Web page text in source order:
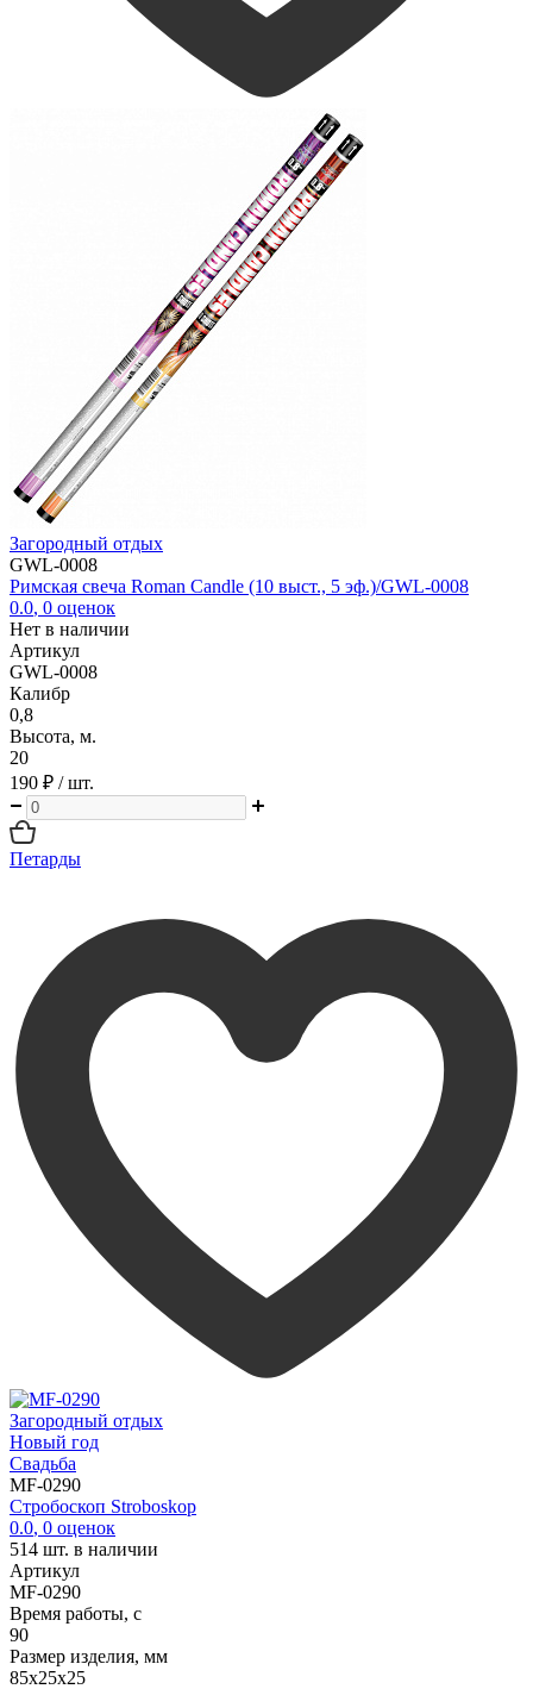
Загородный отдых
GWL-0008
Римская свеча Roman Candle (10 выст., 5 эф.)/GWL-0008
0.0, 0 оценок
Нет в наличии
Артикул
GWL-0008
Калибр
0,8
Высота, м.
20
190 ₽ / шт.
Петарды
Загородный отдых
Новый год
Свадьба
MF-0290
Стробоскоп Stroboskop
0.0, 0 оценок
514 шт. в наличии
Артикул
MF-0290
Время работы, с
90
Размер изделия, мм
85х25х25